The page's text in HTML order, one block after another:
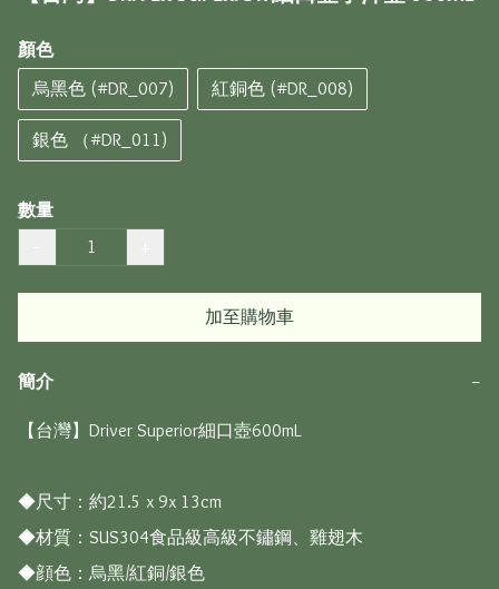
顏色
烏黑色 (#DR_007)
紅銅色 (#DR_008)
銀色 （#DR_011)
數量
加至購物車
簡介 −
【台灣】Driver Superior細口壺600mL
◆尺寸：約21.5 x 9x 13cm
◆材質：SUS304食品級高級不鏽鋼、雞翅木
◆顔色：烏黑/紅銅/銀色